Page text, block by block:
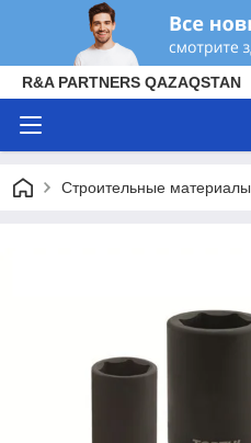
R&A PARTNERS QAZAQSTAN
Строительные материалы